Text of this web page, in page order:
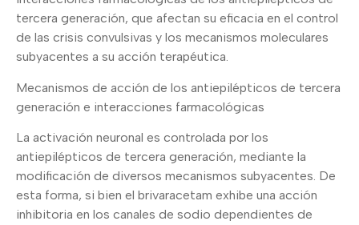
tercera generación, que afectan su eficacia en el control
de las crisis convulsivas y los mecanismos moleculares
subyacentes a su acción terapéutica.
Mecanismos de acción de los antiepilépticos de tercera
generación e interacciones farmacológicas
La activación neuronal es controlada por los
antiepilépticos de tercera generación, mediante la
modificación de diversos mecanismos subyacentes. De
esta forma, si bien el brivaracetam exhibe una acción
inhibitoria en los canales de sodio dependientes de